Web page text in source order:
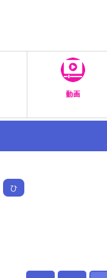
動画
ひ